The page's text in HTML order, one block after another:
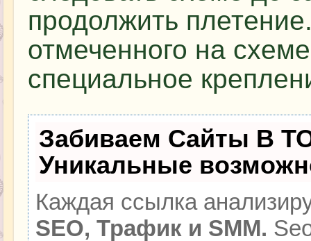
продолжить
отмеченного на
специальное
Забиваем Сайты В
Уникальные
Каждая ссылка
SEO, Трафик и SMM.